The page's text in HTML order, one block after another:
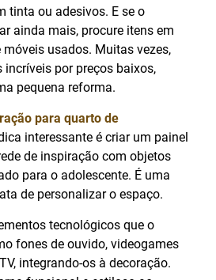
tinta ou adesivos. E se o
ainda mais, procure itens em
usados. Muitas vezes,
incríveis por preços baixos,
pequena reforma.
para quarto de
interessante é criar um painel
de inspiração com objetos
para o adolescente. É uma
de personalizar o espaço.
tecnológicos que o
fones de ouvido, videogames
integrando-os à decoração.